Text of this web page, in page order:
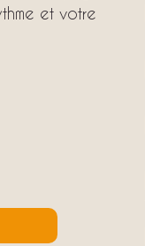
et votre